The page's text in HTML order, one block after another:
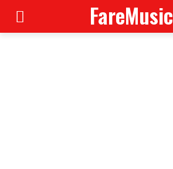
FareMusic